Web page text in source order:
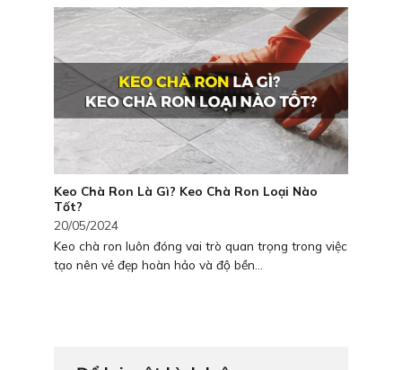
Keo Chà Ron Là Gì? Keo Chà Ron Loại Nào
Tốt?
20/05/2024
Keo chà ron luôn đóng vai trò quan trọng trong việc
tạo nên vẻ đẹp hoàn hảo và độ bền...